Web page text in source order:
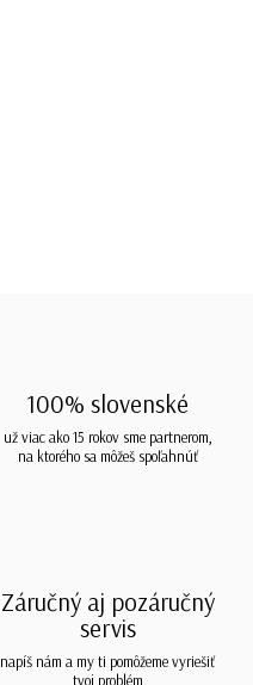
100% slovenské
už viac ako 15 rokov sme partnerom,
na ktorého sa môžeš spoľahnúť
Záručný aj pozáručný
servis
napíš nám a my ti pomôžeme vyriešiť
tvoj problém